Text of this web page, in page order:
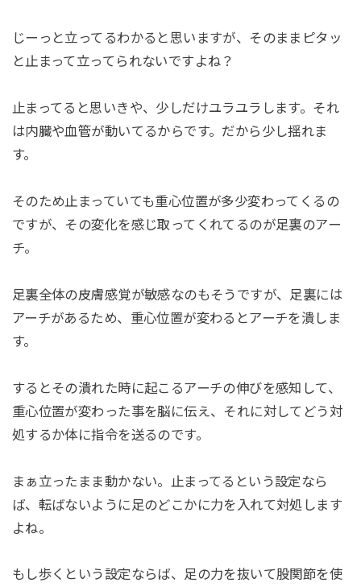
じーっと立ってるわかると思いますが、そのままピタッ
と止まって立ってられないですよね？
止まってると思いきや、少しだけユラユラします。それ
は内臓や血管が動いてるからです。だから少し揺れま
す。
そのため止まっていても重心位置が多少変わってくるの
ですが、その変化を感じ取ってくれてるのが足裏のアー
チ。
足裏全体の皮膚感覚が敏感なのもそうですが、足裏には
アーチがあるため、重心位置が変わるとアーチを潰しま
す。
するとその潰れた時に起こるアーチの伸びを感知して、
重心位置が変わった事を脳に伝え、それに対してどう対
処するか体に指令を送るのです。
まぁ立ったまま動かない。止まってるという設定なら
ば、転ばないように足のどこかに力を入れて対処します
よね。
もし歩くという設定ならば、足の力を抜いて股関節を使